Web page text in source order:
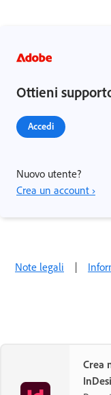
Ottieni
Accedi
Nuovo utente?
Crea un account ›
Note legali |
Crea